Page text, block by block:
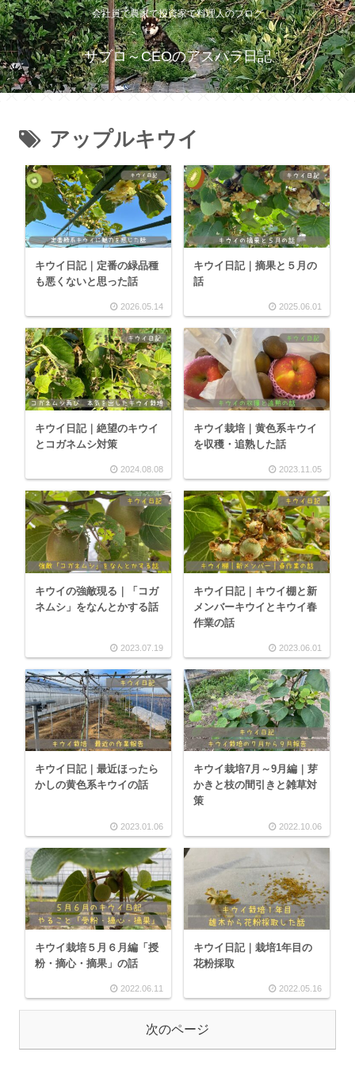
会社員で農家で投資家で料理人のブログ
サブロ～CEOのアスパラ日記
アップルキウイ
キウイ日記｜定番の緑品種
も悪くないと思った話
2026.05.14
キウイ日記｜摘果と５月の
話
2025.06.01
キウイ日記｜絶望のキウイ
とコガネムシ対策
2024.08.08
キウイ栽培｜黄色系キウイ
を収穫・追熟した話
2023.11.05
キウイの強敵現る｜「コガ
ネムシ」をなんとかする話
2023.07.19
キウイ日記｜キウイ棚と新
メンバーキウイとキウイ春
作業の話
2023.06.01
キウイ日記｜最近ほったら
かしの黄色系キウイの話
2023.01.06
キウイ栽培7月～9月編｜芽
かきと枝の間引きと雑草対
策
2022.10.06
キウイ栽培５月６月編「授
粉・摘心・摘果」の話
2022.06.11
キウイ日記｜栽培1年目の
花粉採取
2022.05.16
次のページ